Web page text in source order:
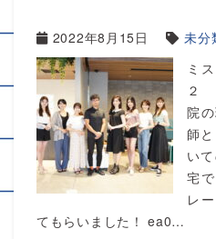
2022年8月15日
未分
ミ
２
院
師
い
宅
レ
てもらいました！ ea0…